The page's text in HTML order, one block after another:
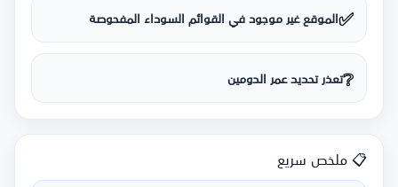
✅الموقع غير موجود في القوائم السوداء المفحوصة
❔تعذر تحديد عمر الدومين
📋 ملخص سريع